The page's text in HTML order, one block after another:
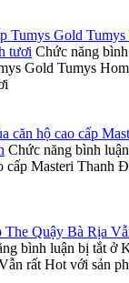
Tumys Gold
tươi Chức năng
Gold Tumys
căn hộ cao cấp
Chức năng bình
cấp Masteri Thanh
The Quậy Bà Rịa
bình luận bị tắt ở
rất Hot với sản